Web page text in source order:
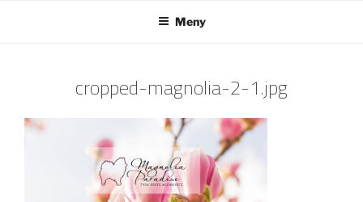
Meny
cropped-magnolia-2-1.jpg